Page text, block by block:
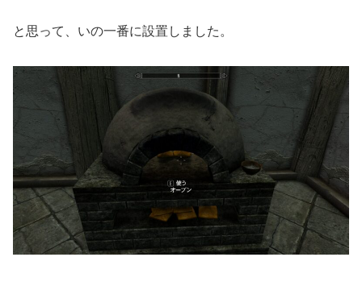
と思って、いの一番に設置しました。